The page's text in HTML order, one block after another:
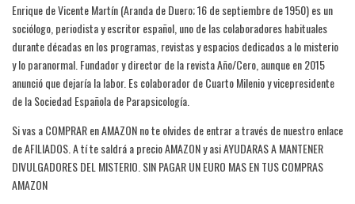
Enrique de Vicente Martín (Aranda de Duero; 16 de septiembre de 1950) es un
sociólogo, periodista y escritor español, uno de las colaboradores habituales
durante décadas en los programas, revistas y espacios dedicados a lo misterio
y lo paranormal. Fundador y director de la revista Año/Cero, aunque en 2015
anunció que dejaría la labor. Es colaborador de Cuarto Milenio y vicepresidente
de la Sociedad Española de Parapsicología.
Si vas a COMPRAR en AMAZON no te olvides de entrar a través de nuestro enlace
de AFILIADOS. A tí te saldrá a precio AMAZON y asi AYUDARAS A MANTENER
DIVULGADORES DEL MISTERIO. SIN PAGAR UN EURO MAS EN TUS COMPRAS
AMAZON